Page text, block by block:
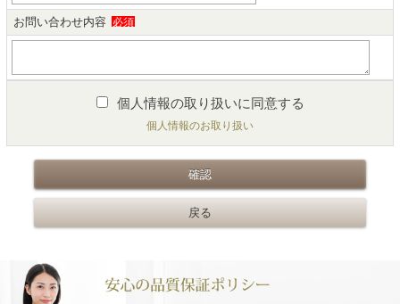
お問い合わせ内容 必須
個人情報の取り扱いに同意する
個人情報のお取り扱い